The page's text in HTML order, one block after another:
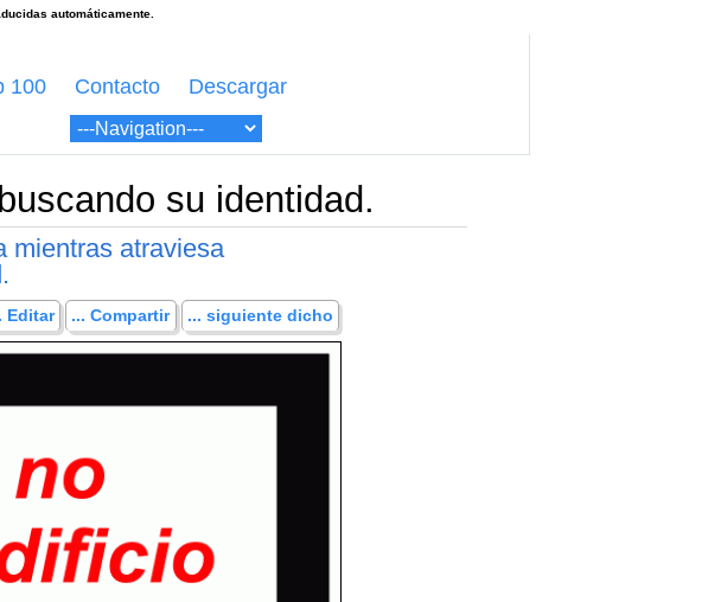
100 Contacto Descargar
su identidad.
mientras atraviesa
Editar ... Compartir ... siguiente dicho